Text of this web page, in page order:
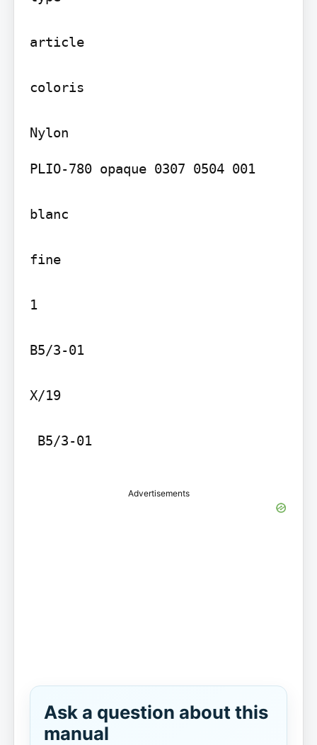
article
coloris
PLIO-780 opaque 0307 0504 001
blanc
fine
1
B5/3-01
X/19
Advertisements
Ask a question about this
manual